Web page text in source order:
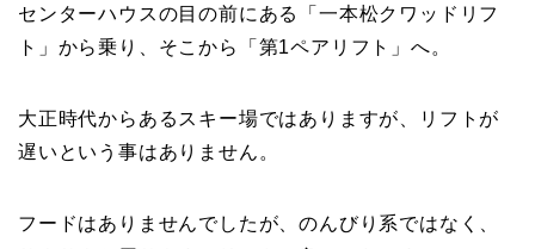
センターハウスの目の前にある「一本松クワッドリフ
ト」から乗り、そこから「第1ペアリフト」へ。
大正時代からあるスキー場ではありますが、リフトが
遅いという事はありません。
フードはありませんでしたが、のんびり系ではなく、